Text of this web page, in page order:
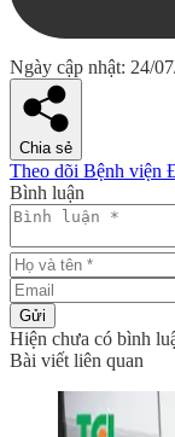
Ngày cập nhật: 24/
Chia sẻ
Theo dõi Bệnh viện
Bình luận
Gửi
Hiện chưa có bình
Bài viết liên quan